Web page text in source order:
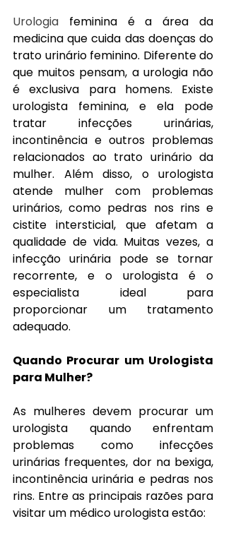
Urologia feminina é a área da
medicina que cuida das doenças do
trato urinário feminino. Diferente do
que muitos pensam, a urologia não
é exclusiva para homens. Existe
urologista feminina, e ela pode
tratar infecções urinárias,
incontinência e outros problemas
relacionados ao trato urinário da
mulher. Além disso, o urologista
atende mulher com problemas
urinários, como pedras nos rins e
cistite intersticial, que afetam a
qualidade de vida. Muitas vezes, a
infecção urinária pode se tornar
recorrente, e o urologista é o
especialista ideal para
proporcionar um tratamento
adequado.
Quando Procurar um Urologista
para Mulher?
As mulheres devem procurar um
urologista quando enfrentam
problemas como infecções
urinárias frequentes, dor na bexiga,
incontinência urinária e pedras nos
rins. Entre as principais razões para
visitar um médico urologista estão: